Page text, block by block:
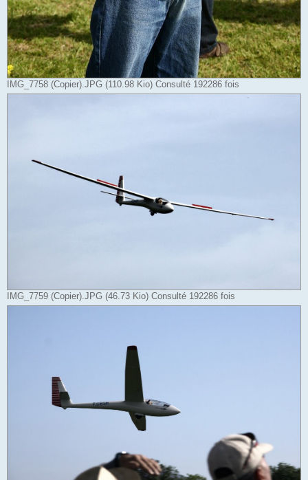
IMG_7758 (Copier).JPG (110.98 Kio) Consulté 192286 fois
IMG_7759 (Copier).JPG (46.73 Kio) Consulté 192286 fois